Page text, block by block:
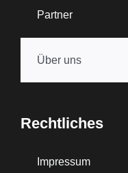
Partner
Über uns
Rechtliches
Impressum